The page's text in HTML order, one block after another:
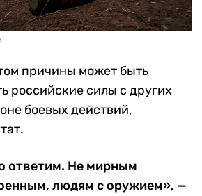
причины может быть
российские силы с других
боевых действий,
ответим. Не мирным
людям с оружием», —